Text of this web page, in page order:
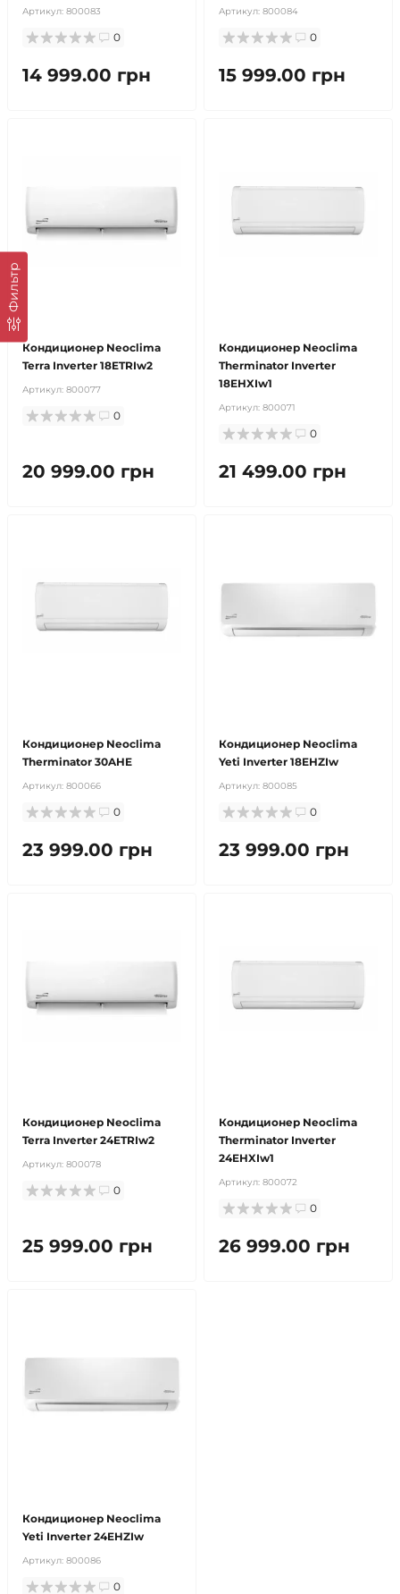
Фильтр
Артикул: 800083
0
14 999.00 грн
Артикул: 800084
0
15 999.00 грн
Кондиционер Neoclima
Terra Inverter 18ETRIw2
Артикул: 800077
0
20 999.00 грн
Кондиционер Neoclima
Therminator Inverter
18EHXIw1
Артикул: 800071
0
21 499.00 грн
Кондиционер Neoclima
Therminator 30AHE
Артикул: 800066
0
23 999.00 грн
Кондиционер Neoclima
Yeti Inverter 18EHZIw
Артикул: 800085
0
23 999.00 грн
Кондиционер Neoclima
Terra Inverter 24ETRIw2
Артикул: 800078
0
25 999.00 грн
Кондиционер Neoclima
Therminator Inverter
24EHXIw1
Артикул: 800072
0
26 999.00 грн
Кондиционер Neoclima
Yeti Inverter 24EHZIw
Артикул: 800086
0